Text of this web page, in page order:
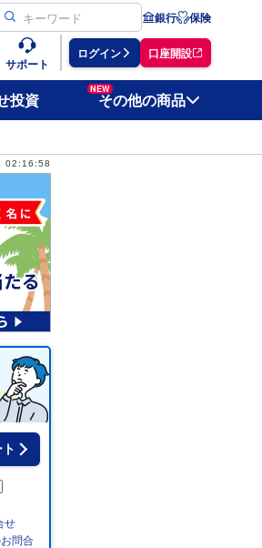
銀行 保険
サポート
ログイン 口座開設
投資
NEW
その他の商品
02:16:58
せ
問合